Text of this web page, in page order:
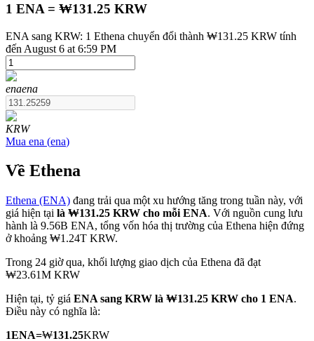
USDT Futures
COIN-M Futures
Futures sử dụng token làm tài sản thế chấp
TradFi
Phái sinh cổ phiếu, ngoại hối, kim loại quý và hàng hóa
1 ENA = ₩131.25 KRW
ENA sang KRW: 1 Ethena chuyển đổi thành ₩131.25 KRW tính
đến August 6 at 6:59 PM
enaena
KRW
Mua ena (ena)
Về Ethena
Ethena (ENA) đang trải qua một xu hướng tăng trong tuần này, với
giá hiện tại là ₩131.25 KRW cho mỗi ENA. Với nguồn cung lưu
hành là 9.56B ENA, tổng vốn hóa thị trường của Ethena hiện đứng
ở khoảng ₩1.24T KRW.
Trong 24 giờ qua, khối lượng giao dịch của Ethena đã đạt
₩23.61M KRW
Hiện tại, tỷ giá ENA sang KRW là ₩131.25 KRW cho 1 ENA.
Điều này có nghĩa là:
1ENA=₩131.25KRW